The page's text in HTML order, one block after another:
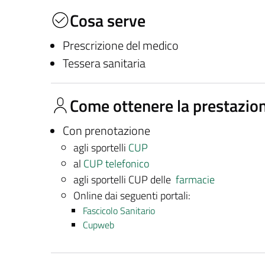
Cosa serve
Prescrizione del medico
Tessera sanitaria
Come ottenere la
Con prenotazione
agli sportelli CUP
al CUP telefonico
agli sportelli CUP delle farmacie
Online dai seguenti portali:
Fascicolo Sanitario
Cupweb